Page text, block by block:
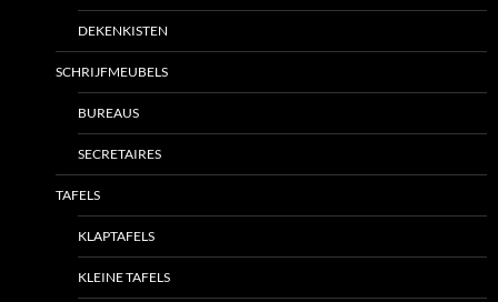
DEKENKISTEN
SCHRIJFMEUBELS
BUREAUS
SECRETAIRES
TAFELS
KLAPTAFELS
KLEINE TAFELS